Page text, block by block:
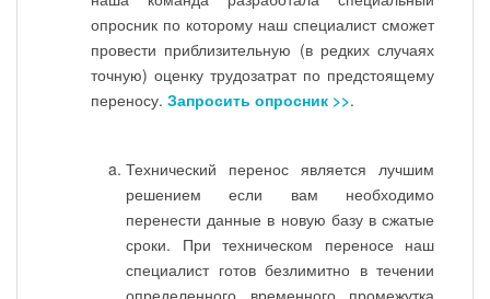
опросник по которому наш специалист сможет
провести приблизительную (в редких случаях
точную) оценку трудозатрат по предстоящему
переносу. Запросить опросник >>.
Технический перенос является лучшим
решением если вам необходимо
перенести данные в новую базу в сжатые
сроки. При техническом переносе наш
специалист готов безлимитно в течении
определенного временного промежутка